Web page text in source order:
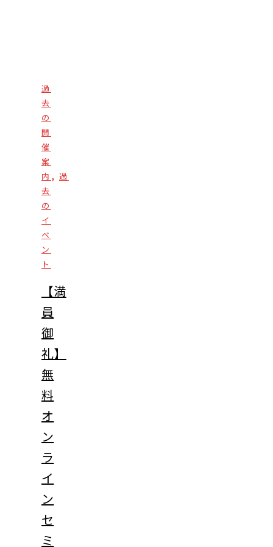
過
去
の
開
催
案
内 , 過
去
の
イ
ベ
ン
ト
【満
員
御
礼】
無
料
オ
ン
ラ
イ
ン
セ
ミ